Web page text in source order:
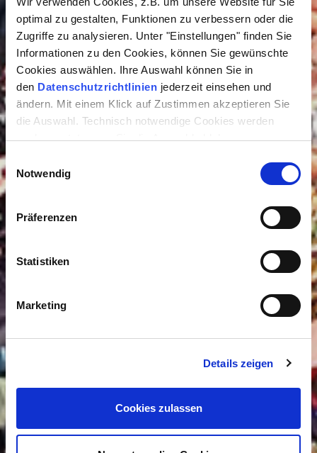
optimal zu gestalten, Funktionen zu verbessern oder die
Zugriffe zu analysieren. Unter "Einstellungen" finden Sie
Informationen zu den Cookies, können Sie gewünschte
Cookies auswählen. Ihre Auswahl können Sie in
den Datenschutzrichtlinien jederzeit einsehen und
ändern. Mit einem Klick auf Zustimmen akzeptieren Sie
die Auswahl. Technisch notwendige Cookies werden
auch gesetzt, wenn Sie die Auswahl ablehnen.
Einwilligungsauswahl
Notwendig
Präferenzen
Statistiken
Marketing
Details zeigen
Cookies zulassen